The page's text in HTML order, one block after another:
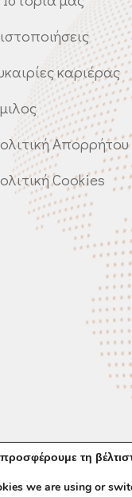
μας
καριέρας
Απορρήτου
Cookies
τη
we are using or